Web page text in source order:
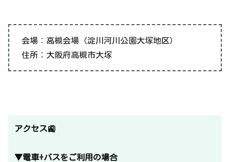
会場：高槻会場（淀川河川公園大塚地区）
住所：大阪府高槻市大塚
アクセス🚉
▼電車+バスをご利用の場合